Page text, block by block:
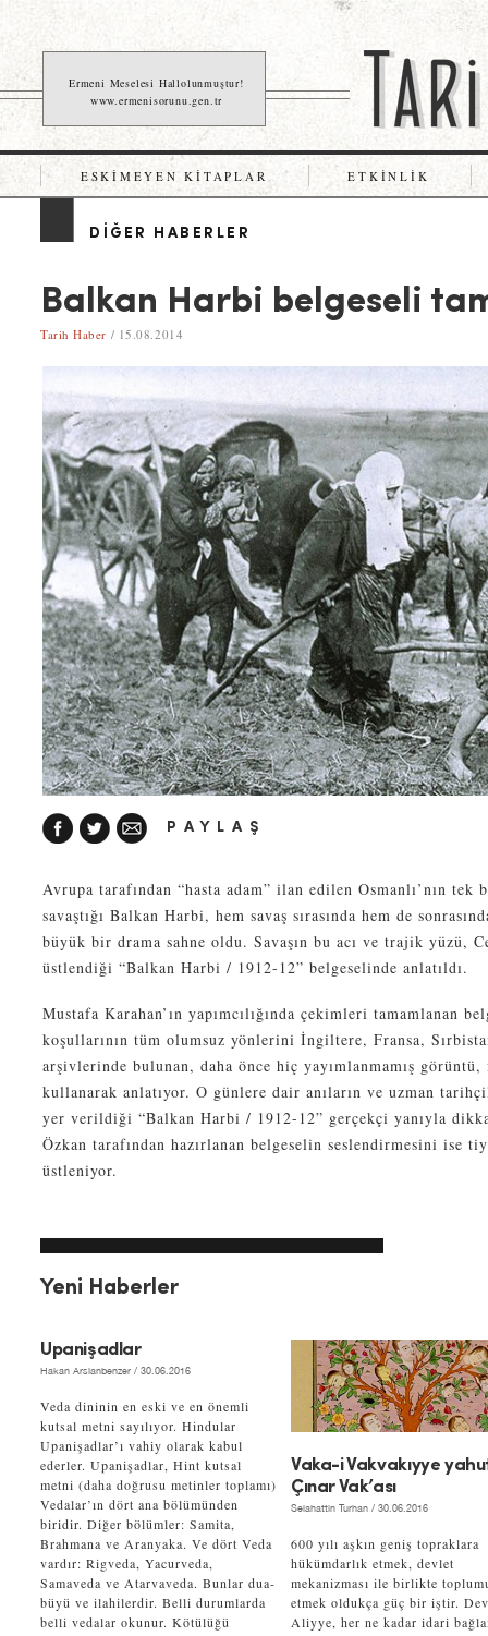
Ermeni Meselesi Hallolunmuştur!
www.ermenisorunu.gen.tr
ESKIMEYEN KITAPLAR ETKINLIK
DIĞER HABERLER
Balkan Harbi belgeseli
Tarih Haber / 15.08.2014
PAYLAŞ
Avrupa tarafından “hasta adam” ilan edilen Osmanlı’nın tek
savaştığı Balkan Harbi, hem savaş sırasında hem de
büyük bir drama sahne oldu. Savaşın bu acı ve trajik yüzü,
üstlendiği “Balkan Harbi / 1912-12” belgeselinde anlatıldı.
Mustafa Karahan’ın yapımcılığında çekimleri tamamlanan
koşullarının tüm olumsuz yönlerini İngiltere, Fransa,
arşivlerinde bulunan, daha önce hiç yayımlanmamış
kullanarak anlatıyor. O günlere dair anıların ve uzman
yer verildiği “Balkan Harbi / 1912-12” gerçekçi yanıyla
Özkan tarafından hazırlanan belgeselin seslendirmesini ise
üstleniyor.
Yeni Haberler
Upanişadlar
Hakan Arslanbenzer / 30.06.2016
Veda dininin en eski ve en önemli
kutsal metni sayılıyor. Hindular
Upanişadlar’ı vahiy olarak kabul
ederler. Upanişadlar, Hint kutsal
metni (daha doğrusu metinler toplamı)
Vedalar’ın dört ana bölümünden
biridir. Diğer bölümler: Samita,
Brahmana ve Aranyaka. Ve dört Veda
vardır: Rigveda, Yacurveda,
Samaveda ve Atarvaveda. Bunlar dua-
büyü ve ilahilerdir. Belli durumlarda
belli vedalar okunur. Kötülüğü
Vaka-i Vakvakıyye
Çınar Vak’ası
Selahattin Turhan / 30.06.2016
600 yılı aşkın geniş topraklara
hükümdarlık etmek, devlet
mekanizması ile birlikte
etmek oldukça güç bir iştir.
Aliyye, her ne kadar idari